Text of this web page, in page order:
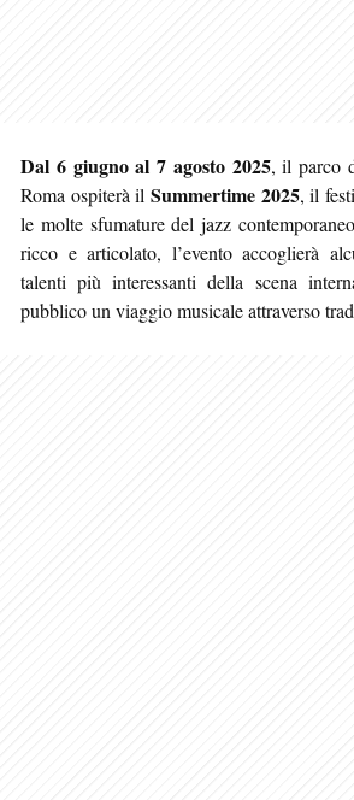
Dal 6 giugno al 7 agosto 2025, il parco
Roma ospiterà il Summertime 2025, il
le molte sfumature del jazz
ricco e articolato, l’evento accoglierà
talenti più interessanti della scena
pubblico un viaggio musicale attraverso